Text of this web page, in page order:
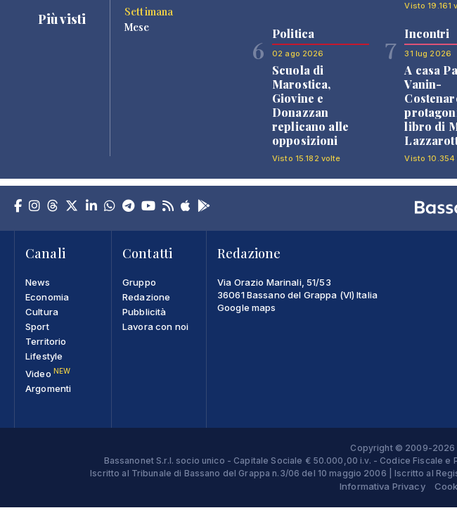
Più visti
Settimana
Mese
Visto 19.161
6
Politica
02 ago 2026
Scuola di
Marostica,
Giovine e
Donazzan
replicano alle
opposizioni
Visto 15.182 volte
7
Incontri
31 lug 2026
A casa
Vanin-
libro di
Visto 10.354
Canali
News
Economia
Cultura
Sport
Territorio
Lifestyle
Video NEW
Argomenti
Contatti
Gruppo
Redazione
Pubblicità
Lavora con noi
Redazione
Via Orazio Marinali, 51/53
36061 Bassano del Grappa (VI) Italia
Google maps
Copyright © 2009-2026
Bassanonet S.r.l. socio unico - Capitale Sociale € 50.000,00 i.v. - Codice Fiscale
Iscritto al Tribunale di Bassano del Grappa n.3/06 del 10 maggio 2006 | Iscritto al
Informativa Privacy